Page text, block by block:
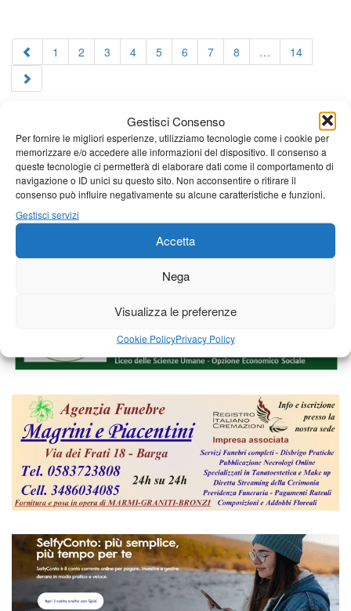
Gestisci Consenso
Per fornire le migliori esperienze, utilizziamo tecnologie come i cookie per
memorizzare e/o accedere alle informazioni del dispositivo. Il consenso a
queste tecnologie ci permetterà di elaborare dati come il comportamento di
navigazione o ID unici su questo sito. Non acconsentire o ritirare il
consenso può influire negativamente su alcune caratteristiche e funzioni.
Gestisci servizi
Accetta
Nega
Visualizza le preferenze
Cookie PolicyPrivacy Policy
1 2 3 4 5 6 7 8 … 14